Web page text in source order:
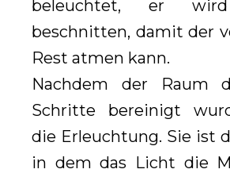
beleuchtet, er
beschnitten, damit der
Rest atmen kann.
Nachdem der Raum
Schritte bereinigt
die Erleuchtung. Sie ist
in dem das Licht die